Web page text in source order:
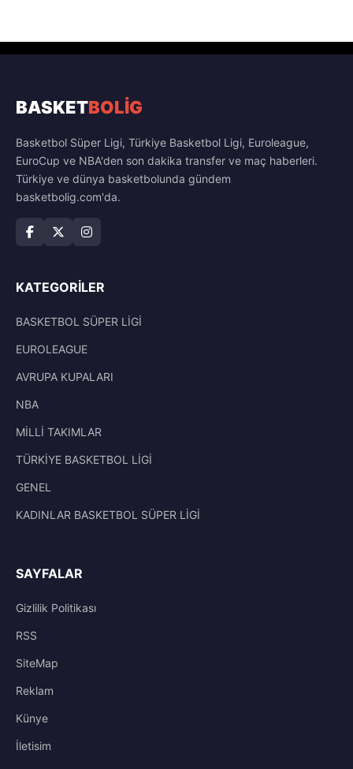
BASKETBOLİG
Basketbol Süper Ligi, Türkiye Basketbol Ligi, Euroleague,
EuroCup ve NBA'den son dakika transfer ve maç haberleri.
Türkiye ve dünya basketbolunda gündem
basketbolig.com'da.
KATEGORILER
BASKETBOL SÜPER LİGİ
EUROLEAGUE
AVRUPA KUPALARI
NBA
MİLLİ TAKIMLAR
TÜRKİYE BASKETBOL LİGİ
GENEL
KADINLAR BASKETBOL SÜPER LİGİ
SAYFALAR
Gizlilik Politikası
RSS
SiteMap
Reklam
Künye
İletisim